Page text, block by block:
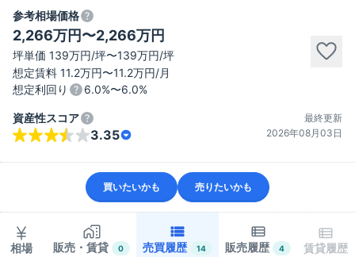
参考相場価格
2,266万円〜2,266万円
坪単価 139万円/坪〜139万円/坪
想定賃料 11.2万円〜11.2万円/月
想定利回り
6.0%〜6.0%
資産性スコア
3.35
最終更新
2026年08月03日
買いたいかも 売りたいかも
相場 販売・賃貸 0 売買履歴 14 販売履歴 4 賃貸履歴